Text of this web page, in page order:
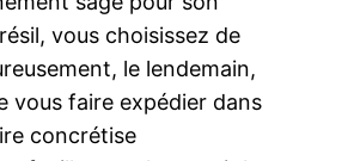
vous choisissez de
le lendemain,
vous faire expédier dans
concrétise